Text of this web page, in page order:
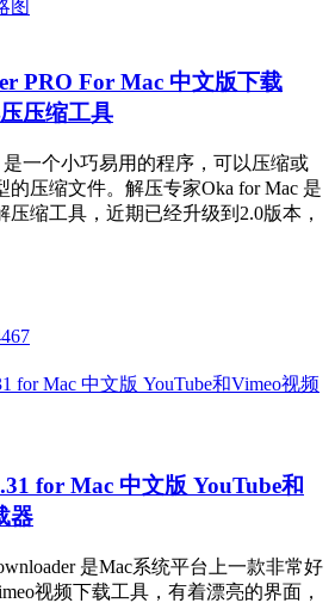
PRO For Mac 中文版下载
压缩工具
是一个小巧易用的程序，可以压缩或
的压缩文件。解压专家Oka for Mac 是
压缩工具，近期已经升级到2.0版本，
for Mac 中文版 YouTube和
器
是Mac系统平台上一款非常好
视频下载工具，有着漂亮的界面，